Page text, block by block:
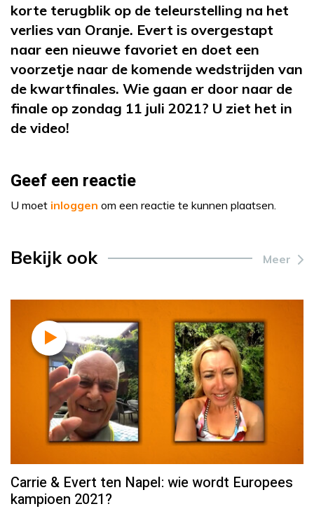
korte terugblik op de teleurstelling na het
verlies van Oranje. Evert is overgestapt
naar een nieuwe favoriet en doet een
voorzetje naar de komende wedstrijden van
de kwartfinales. Wie gaan er door naar de
finale op zondag 11 juli 2021? U ziet het in
de video!
Geef een reactie
U moet inloggen om een reactie te kunnen plaatsen.
Bekijk ook Meer
Carrie & Evert ten Napel: wie wordt Europees
kampioen 2021?